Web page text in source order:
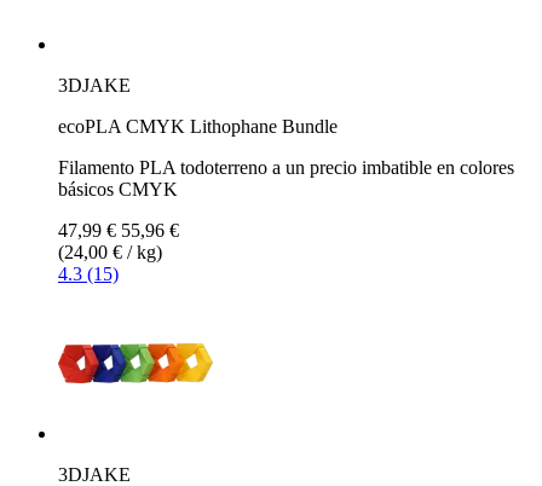
3DJAKE
ecoPLA CMYK Lithophane Bundle
Filamento PLA todoterreno a un precio imbatible en colores
básicos CMYK
47,99 € 55,96 €
(24,00 € / kg)
4.3 (15)
3DJAKE